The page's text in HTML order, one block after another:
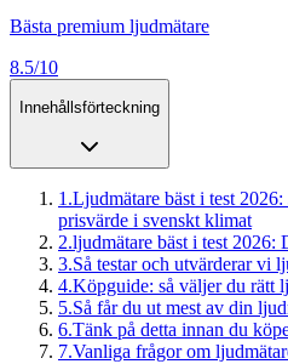
Bästa premium ljudmätare
8.5/10
Innehållsförteckning
1 .Ljudmätare bäst i test
prisvärde i svenskt klimat
2.ljudmätare bäst i test 2026:
3.Så testar och utvärderar vi
4.Köpguide: så väljer du rätt
5.Så får du ut mest av din
6.Tänk på detta innan du
7.Vanliga frågor om